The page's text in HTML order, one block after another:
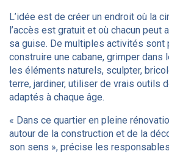
L’idée est de créer un endroit où la
l’accès est gratuit et où chacun peut
sa guise. De multiples activités
construire une cabane, grimper dans
les éléments naturels, sculpter,
terre, jardiner, utiliser de vrais outils
adaptés à chaque âge.
« Dans ce quartier en pleine
autour de la construction et de la
son sens », précise les